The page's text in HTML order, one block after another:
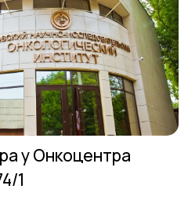
у Онкоцентра
1